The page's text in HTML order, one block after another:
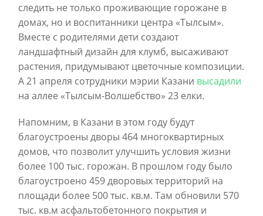
следить не только проживающие горожане в
домах, но и воспитанники центра «Тылсым».
Вместе с родителями дети создают
ландшафтный дизайн для клумб, высаживают
растения, придумывают цветочные композиции.
А 21 апреля сотрудники мэрии Казани высадили
на аллее «Тылсым-Волшебство» 23 елки.
Напомним, в Казани в этом году будут
благоустроены дворы 464 многоквартирных
домов, что позволит улучшить условия жизни
более 100 тыс. горожан. В прошлом году было
благоустроено 459 дворовых территорий на
площади более 500 тыс. кв.м. Там обновили 570
тыс. кв.м асфальтобетонного покрытия и